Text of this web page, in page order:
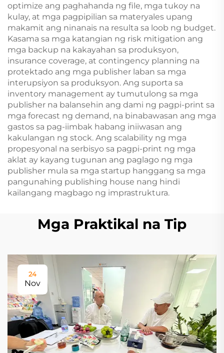
optimize ang paghahanda ng file, mga tukoy na
kulay, at mga pagpipilian sa materyales upang
makamit ang ninanais na resulta sa loob ng budget.
Kasama sa mga katangian ng risk mitigation ang
mga backup na kakayahan sa produksyon,
insurance coverage, at contingency planning na
protektado ang mga publisher laban sa mga
interupsiyon sa produksyon. Ang suporta sa
inventory management ay tumutulong sa mga
publisher na balansehin ang dami ng pagpi-print sa
mga forecast ng demand, na binabawasan ang mga
gastos sa pag-iimbak habang iniiwasan ang
kakulangan ng stock. Ang scalability ng mga
propesyonal na serbisyo sa pagpi-print ng mga
aklat ay kayang tugunan ang paglago ng mga
publisher mula sa mga startup hanggang sa mga
pangunahing publishing house nang hindi
kailangang magbago ng imprastruktura.
Mga Praktikal na Tip
24
Nov